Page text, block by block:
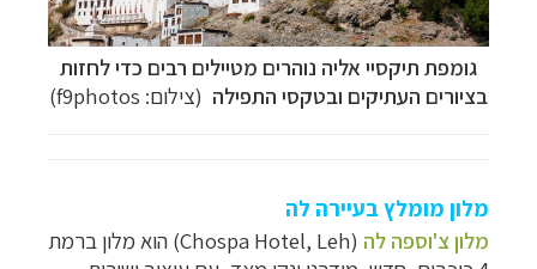
גומפת תיקסיי אליה נוהרים מטיילים רבים כדי לחזות
בציורים העתיקים ובטקסי התפילה (צילום: f9photos)
מלון מומלץ בעיירה לה
מלון צ'וספה לה
(Chospa Hotel, Leh) הוא מלון ברמת